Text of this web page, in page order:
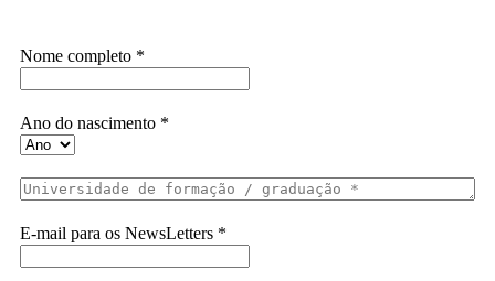
Nome completo *
Ano do nascimento *
E-mail para os NewsLetters *